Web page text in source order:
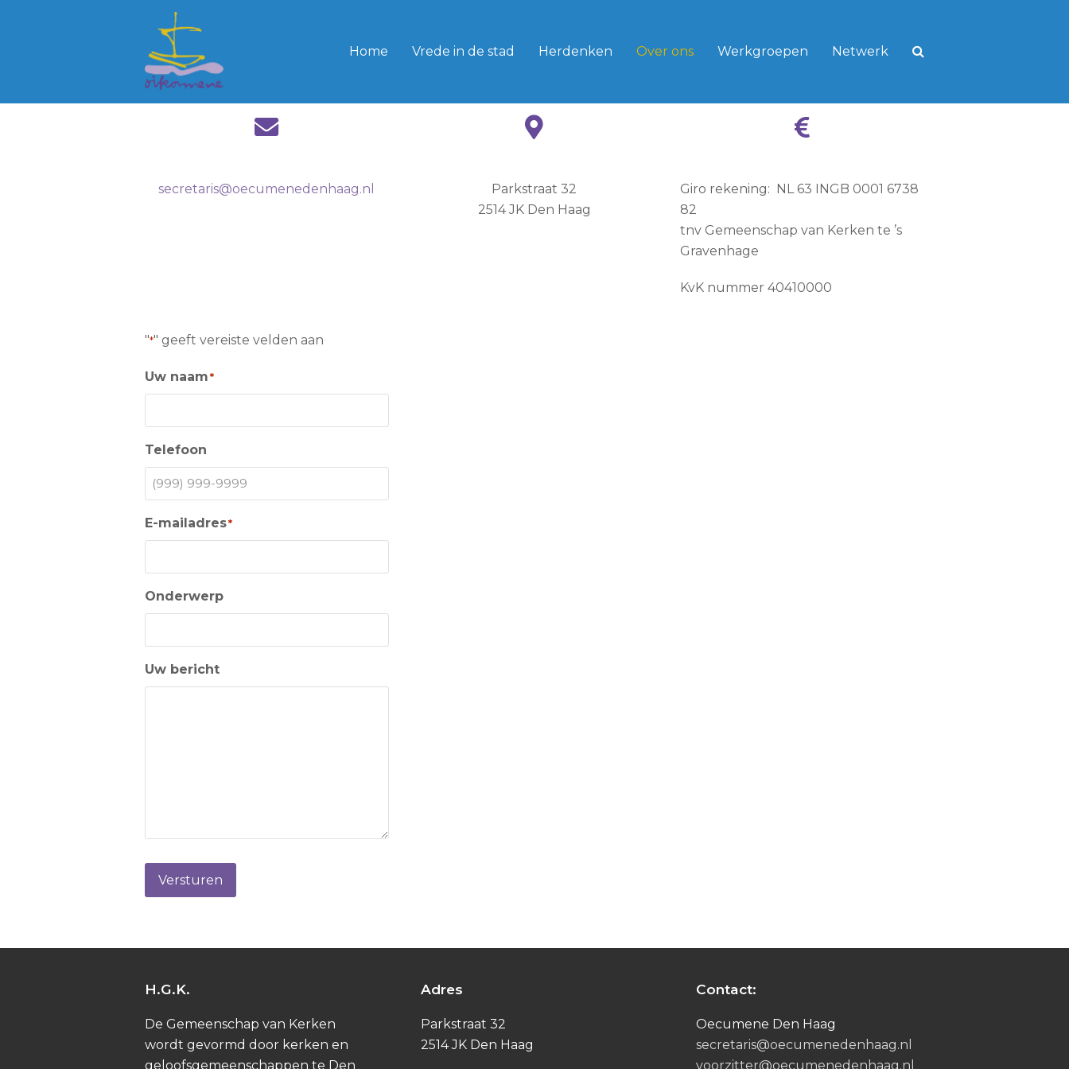
Home Vrede in de stad Herdenken Over ons Werkgroepen Netwerk
secretaris@oecumenedenhaag.nl
Parkstraat 32
2514 JK Den Haag
Giro rekening: NL 63 INGB 0001 6738
82
tnv Gemeenschap van Kerken te ’s
Gravenhage
KvK nummer 40410000
"*" geeft vereiste velden aan
Uw naam*
Telefoon
E-mailadres*
Onderwerp
Uw bericht
Versturen
H.G.K.
De Gemeenschap van Kerken
wordt gevormd door kerken en
geloofsgemeenschappen te Den
Adres
Parkstraat 32
2514 JK Den Haag
Contact:
Oecumene Den Haag
secretaris@oecumenedenhaag.nl
voorzitter@oecumenedenhaag.nl